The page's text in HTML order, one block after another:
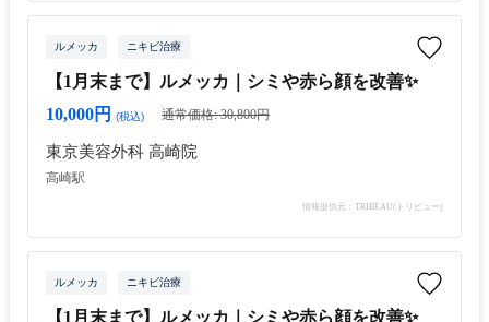
ルメッカ ニキビ治療
【1月末まで】ルメッカ｜シミや赤ら顔を改善✨
10,000円
(税込) 通常価格: 30,800円
東京美容外科 高崎院
高崎駅
情報提供元：TRIBEAU(トリビュー)
ルメッカ ニキビ治療
【1月末まで】ルメッカ｜シミや赤ら顔を改善✨